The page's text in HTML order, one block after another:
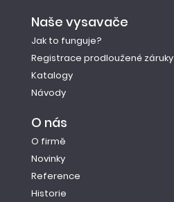
Naše vysavače
Jak to funguje?
Registrace prodloužené záruky
Katalogy
Návody
O nás
O firmě
Novinky
Reference
Historie